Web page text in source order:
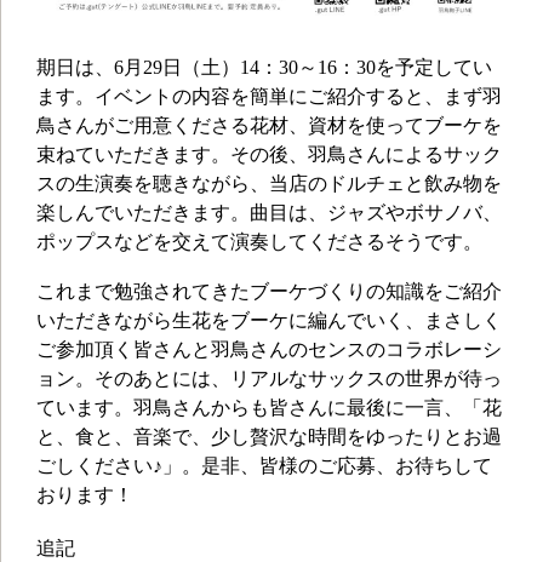
期日は、6月29日（土）14：30～16：30を予定してい
ます。イベントの内容を簡単にご紹介すると、まず羽
鳥さんがご用意くださる花材、資材を使ってブーケを
束ねていただきます。その後、羽鳥さんによるサック
スの生演奏を聴きながら、当店のドルチェと飲み物を
楽しんでいただきます。曲目は、ジャズやボサノバ、
ポップスなどを交えて演奏してくださるそうです。
これまで勉強されてきたブーケづくりの知識をご紹介
いただきながら生花をブーケに編んでいく、まさしく
ご参加頂く皆さんと羽鳥さんのセンスのコラボレーシ
ョン。そのあとには、リアルなサックスの世界が待っ
ています。羽鳥さんからも皆さんに最後に一言、「花
と、食と、音楽で、少し贅沢な時間をゆったりとお過
ごしください♪」。是非、皆様のご応募、お待ちして
おります！
追記